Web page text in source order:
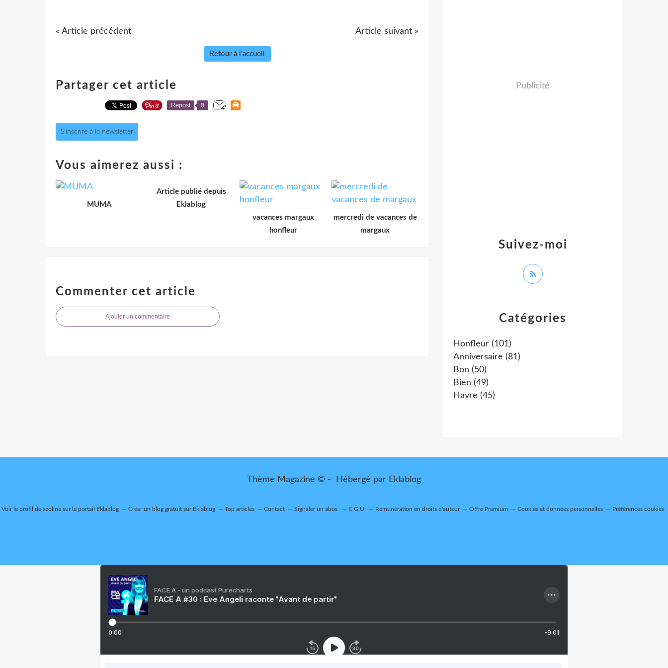
« Article précédent Article suivant »
Retour à l'accueil
Partager cet article
Repost 0
S'inscrire à la newsletter
Vous aimerez aussi :
MUMA
Article publié depuis
Eklablog
vacances margaux
honfleur
mercredi de vacances de
margaux
Commenter cet article
Ajouter un commentaire Catégories
Honfleur (101)
Anniversaire (81)
Bon (50)
Bien (49)
Havre (45)
Suivez-moi
Publicité
Thème Magazine © - Hébergé par Eklablog
Voir le profil de azolinesur le portail Eklablog Créer un blog gratuit sur Eklablog Top articles Contact Signaler un abus C.G.U. Rémunération en droits d'auteur Offre Premium Cookies et données personnelles Préférences cookies
FACE A - un podcast Purecharts
FACE A #30 : Eve Angeli raconte "Avant de partir"
0:00 -9:01